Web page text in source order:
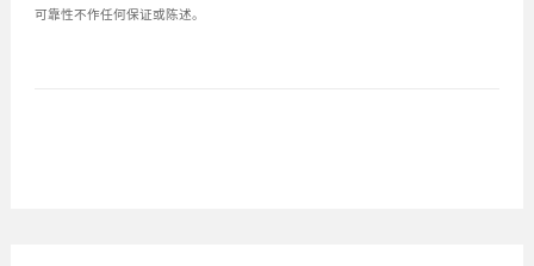
可靠性不作任何保证或陈述。